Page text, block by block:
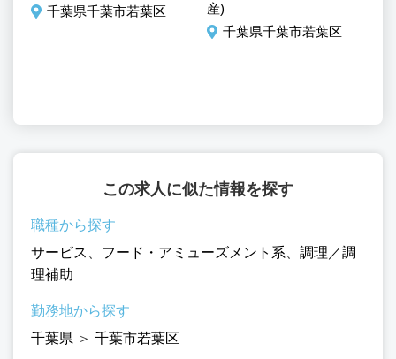
千葉県千葉市若葉区
産)
千葉県千葉市若葉区
この求人に似た情報を探す
職種から探す
サービス 、 フード・アミューズメント系、 調理／調
理補助
勤務地から探す
千葉県 ＞ 千葉市若葉区